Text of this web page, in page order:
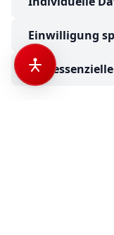
Einwilligung
Nur